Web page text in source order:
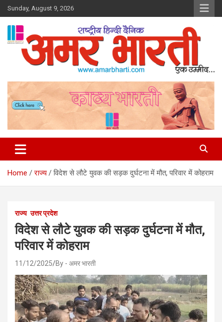
Skip
to
content
Sunday, August 9, 2026
Amar Bharti Media Group
Home राज्य विदेश से लौटे युवक की सड़क दुर्घटना में मौत, परिवार में कोहराम
राज्य उत्तर प्रदेश
विदेश से लौटे युवक की सड़क दुर्घटना में मौत,
परिवार में कोहराम
11/12/2025 By - अमर भारती